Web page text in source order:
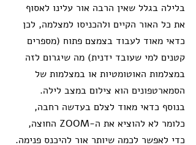
בלילה בגלל שאין הרבה אור עלינו לאסוף
את כל האור הקיים ולהכניסו למצלמה, לכן
כדאי מאוד לעבוד בצמצם פתוח (מספרים
קטנים למי שעובד ידנית) מה שיגרום לזה
במצלמות האוטומטיות או במצלמות של
הסמארטפונים הוא צילום במצב לילה.
בנוסף כדאי מאוד לצלם בעדשה רחבה,
כלומר לא להוציא את ה-ZOOM החוצה,
כדי לאפשר לכמה שיותר אור להיכנס פנימה.